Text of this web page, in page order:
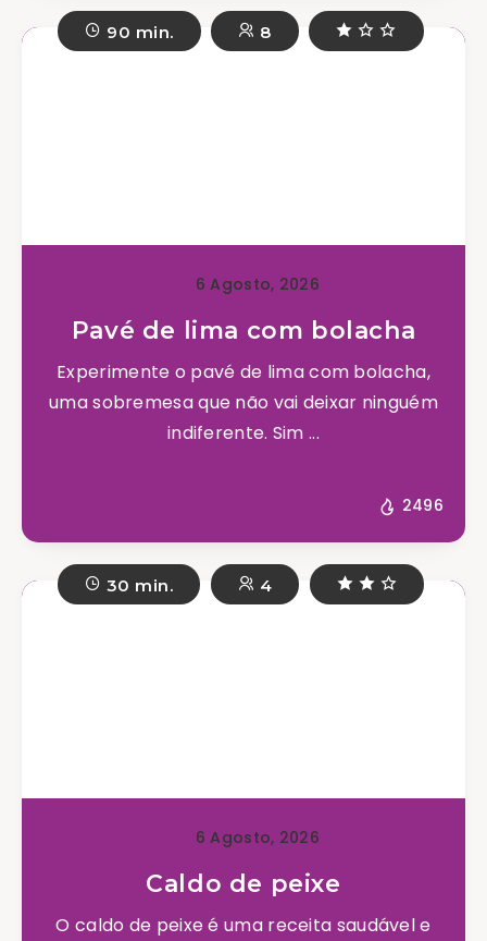
90 min. 8
6 Agosto, 2026
Pavé de lima com bolacha
Experimente o pavé de lima com bolacha,
uma sobremesa que não vai deixar ninguém
indiferente. Sim ...
2496
30 min. 4
6 Agosto, 2026
Caldo de peixe
O caldo de peixe é uma receita saudável e